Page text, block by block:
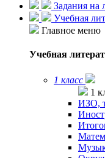
Задания на
Учебная
Главное меню
Учебная
1 класс
1
ИЗО,